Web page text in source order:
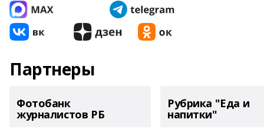
Партнеры
Фотобанк
журналистов РБ
Рубрика "Еда и
напитки"